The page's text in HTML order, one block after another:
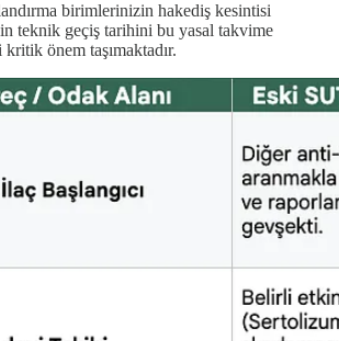
birimlerinizin hakediş kesintisi
teknik geçiş tarihini bu yasal takvime
kritik önem taşımaktadır.